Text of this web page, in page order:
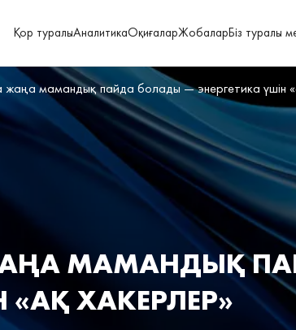
Қор туралыАналитикаОқиғаларЖобаларБіз туралы
жаңа мамандық пайда болады — энергетика үшін
МАМАНДЫҚ
«АҚ ХАКЕРЛЕР»